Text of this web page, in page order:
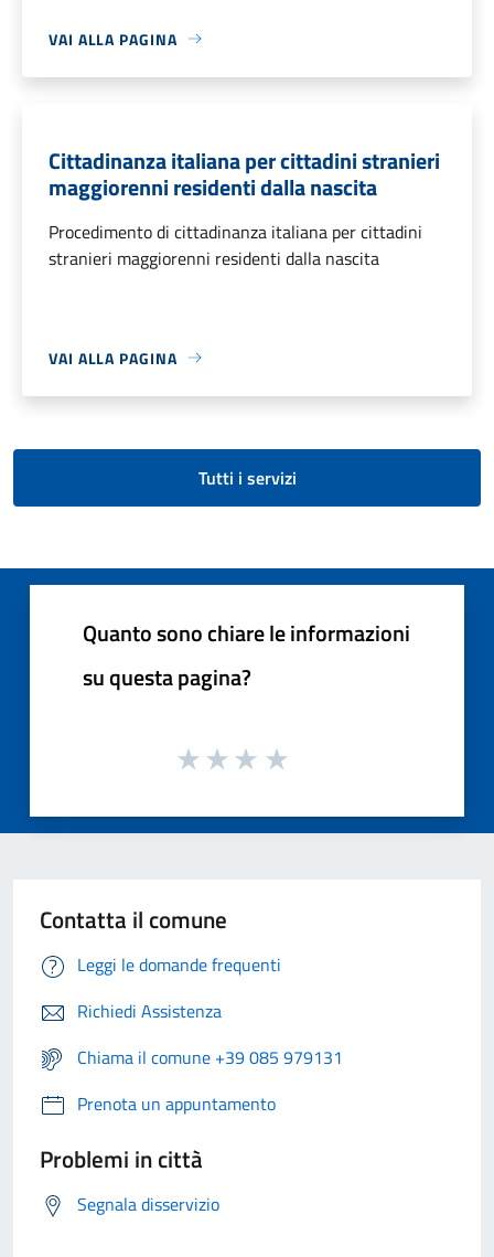
VAI ALLA PAGINA
Cittadinanza italiana per cittadini stranieri
maggiorenni residenti dalla nascita
Procedimento di cittadinanza italiana per cittadini
stranieri maggiorenni residenti dalla nascita
VAI ALLA PAGINA
Tutti i servizi
Quanto sono chiare le informazioni
su questa pagina?
Contatta il comune
Leggi le domande frequenti
Richiedi Assistenza
Chiama il comune +39 085 979131
Prenota un appuntamento
Problemi in città
Segnala disservizio